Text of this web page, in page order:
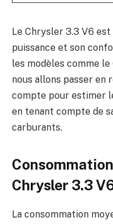
Le Chrysler 3.3 V6
puissance et son
les modèles comme
nous allons passer en
compte pour estimer
en tenant compte de
carburants.
Chrysler 3.3
La consommation